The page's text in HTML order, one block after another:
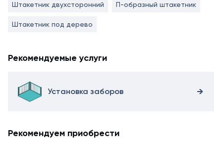
Штакетник двухсторонний П-образный штакетник
Штакетник под дерево
Рекомендуемые услуги
Установка заборов
Рекомендуем приобрести